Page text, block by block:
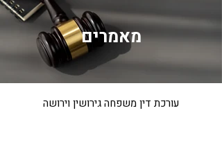
מאמרים
עורכת דין משפחה גירושין וירושה